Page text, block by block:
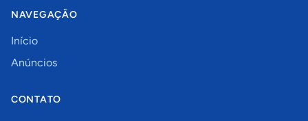
NAVEGAÇÃO
Início
Anúncios
CONTATO